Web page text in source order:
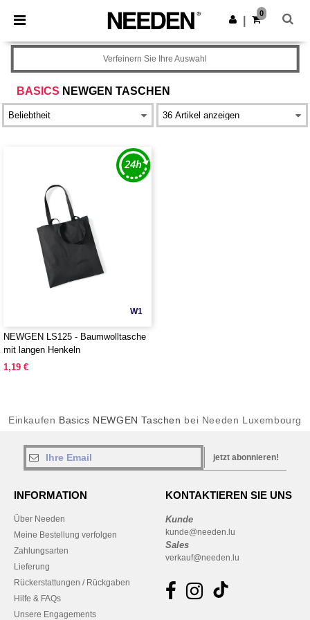
× Needen App
Bessere Preise in der App!
App holen
0
BASICS NEWGEN TASCHEN
Verfeinern Sie Ihre Auswahl
W1
NEWGEN LS125 - Baumwolltasche
mit langen Henkeln
1,19 €
Einkaufen Basics NEWGEN Taschen bei Needen Luxembourg
jetzt abonnieren!
INFORMATION
Über Needen
Meine Bestellung verfolgen
Zahlungsarten
Lieferung
Rückerstattungen / Rückgaben
Hilfe & FAQs
Unsere Engagements
KONTAKTIEREN SIE UNS
Kunde
kunde@needen.lu
Sales
verkauf@needen.lu